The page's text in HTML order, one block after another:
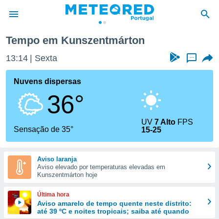
da
foi
fornecidas
a este
das
e
forma
digital
Tempo em Kunszentmárton
13:14 Sexta ...
Nuvens dispersas
36°
Sensação de 35°
UV7 Alto FPS
15-25
Aviso laranja
Aviso elevado por temperaturas elevadas em
Kunszentmárton hoje
Última hora
Aviso amarelo de tempo quente neste distrito:
até 39 ºC e noites tropicais; saiba até quando